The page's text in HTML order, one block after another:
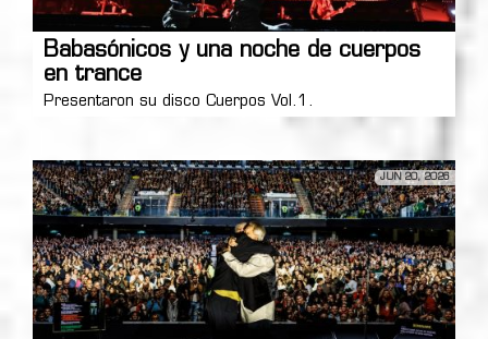
Babasónicos y una noche de cuerpos
en trance
Presentaron su disco Cuerpos Vol.1.
JUN 20, 2026